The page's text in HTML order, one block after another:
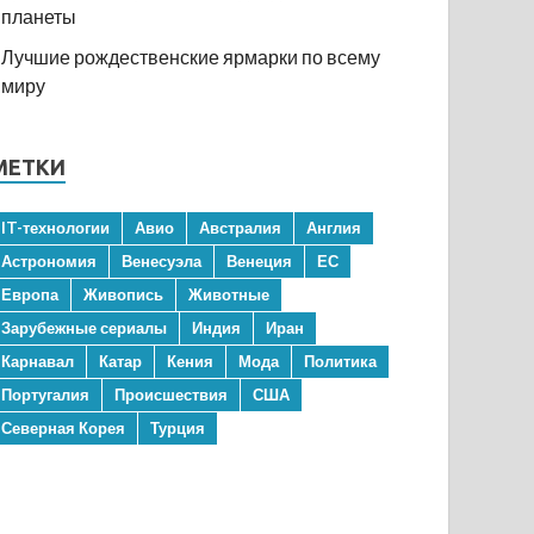
планеты
Лучшие рождественские ярмарки по всему
миру
IT-технологии Авио Австралия
Англия
Астрономия
Венесуэла Венеция
ЕС
Европа
Живопись
Животные
Зарубежные сериалы
Индия
Иран
Карнавал
Катар Кения Мода
Политика
Португалия
Происшествия
США
Северная Корея
Турция